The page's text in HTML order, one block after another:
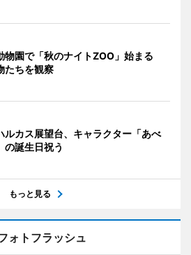
物園で「秋のナイトZOO」始まる
たちを観察
ルカス展望台、キャラクター「あべ
の誕生日祝う
もっと見る
ォトフラッシュ